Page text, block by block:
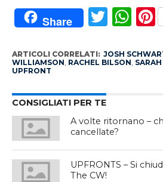
Share Twitter
ARTICOLI CORRELATI: JOSH
WILLIAMSON, RACHEL BILSON,
UPFRONT
CONSIGLIATI PER TE
A volte ritornano –
cancellate?
UPFRONTS – Si
The CW!